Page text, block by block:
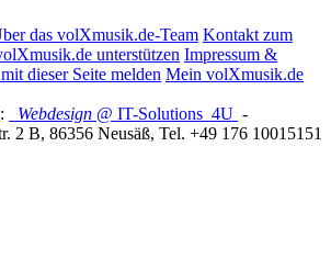
das volXmusik.de-Team Kontakt zum
unterstützen Impressum &
dieser Seite melden Mein volXmusik.de
Webdesign @ IT-Solutions 4U -
2 B, 86356 Neusäß, Tel. +49 176 10015151